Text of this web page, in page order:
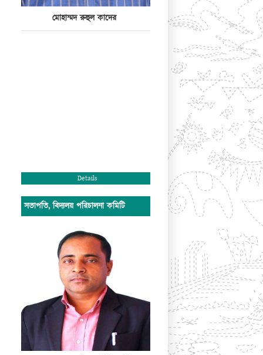
মোহাম্মদ রুহুল কাদের
Details
সভাপতি, বিদ্যলয় পরিচালনা কমিটি